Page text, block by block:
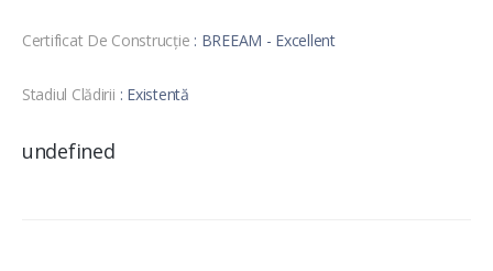
Certificat De Construcție : BREEAM - Excellent
Stadiul Clădirii : Existentă
undefined